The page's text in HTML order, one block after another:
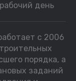
день
с 2006
порядка, а
заданий